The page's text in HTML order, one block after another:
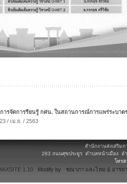
ารจัดการรียนรู้ กศน. ในสถานการณ์การแพร่ระบาด
23 / เม.ย. / 2563
สำนักงานส่งเสริมก
283 ถนนศุขประยูร ตำบลหน้าเมือง อำ
โทร
1.10 Modify by ชณาภา และไหม & อารย